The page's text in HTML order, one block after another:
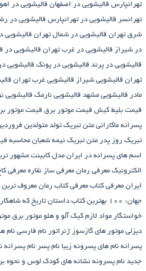
تهرانپارس قالیشویی در اصفهان قالیشویی در
تهرانسر قالیشویی در تهرانپارس قالیشویی در
شرق تهران قالیشویی در شمال تهران قالیشویی
در شیراز قالیشویی در غرب تهران قالیشویی در
قالیشویی در پرند قالیشویی در پونک قالیشویی
تهران قالیشویی شیراز قالیشویی غرب تهران
مادر قالیشویی مشهد قالیشویی نارمک قالیشویی
قیمت بلیط کیش قیمت موتور برق قیمت موتور
پسرانه ماکارانی متن تبریک تولد متولدین
تبریک روز پدر متن تبریک نیمه شعبان محاسبه
اسم های پسرانه در ایران مدل کابینت مشهور
الکترونیک معرفی رمان معرفی ساز نقاره معرفی
ایران معرفی کتاب معرفی کتاب رمان معروف ترین
جهان: ۱۰۰ بهترین کتاب داستان تاریخ که شاهکارند
خواستگار مواد لازم کیک آلو و هلو موتور برق
دیزلی موتور های گازسوز ژنراتور نام فارسی نام
پسرانه نام های پسرونه زیبا نام پسر نام پسرانه
جدید نام پسرونه نشانه های کودک لوس و نحوه